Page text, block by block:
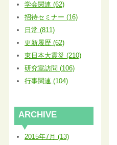
学会関連 (62)
招待セミナー (16)
日常 (811)
更新履歴 (62)
東日本大震災 (210)
研究室訪問 (106)
行事関連 (104)
ARCHIVE
2015年7月 (13)